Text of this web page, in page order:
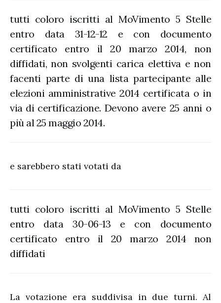
tutti coloro iscritti al MoVimento 5 Stelle
entro data 31-12-12 e con documento
certificato entro il 20 marzo 2014, non
diffidati, non svolgenti carica elettiva e non
facenti parte di una lista partecipante alle
elezioni amministrative 2014 certificata o in
via di certificazione. Devono avere 25 anni o
più al 25 maggio 2014.
e sarebbero stati votati da
tutti coloro iscritti al MoVimento 5 Stelle
entro data 30-06-13 e con documento
certificato entro il 20 marzo 2014 non
diffidati
La votazione era suddivisa in due turni. Al